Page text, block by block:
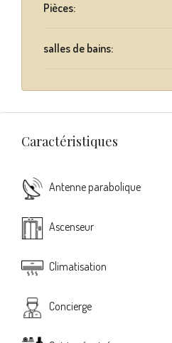
Pièces:
salles de bains:
Caractéristiques
Antenne parabolique
Ascenseur
Climatisation
Concierge